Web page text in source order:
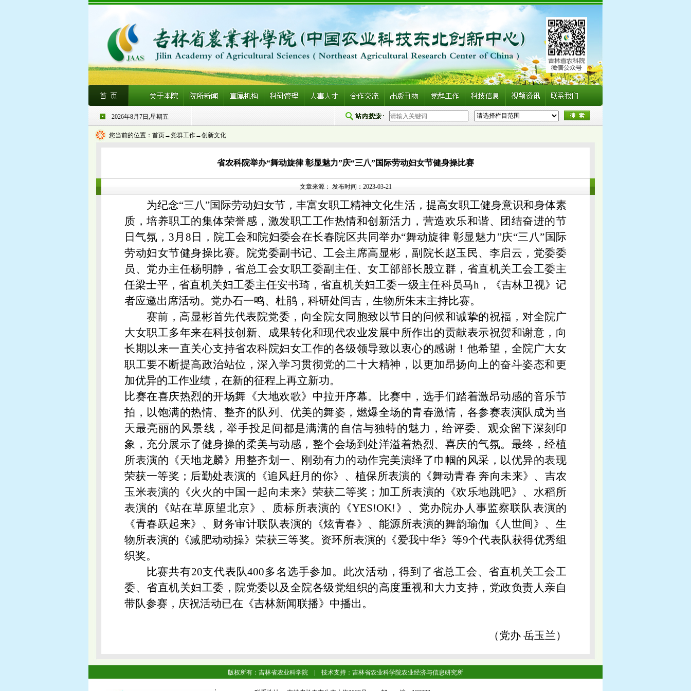
2026年8月7日,星期五
您当前的位置： 首页→党群工作→创新文化
省农科院举办“舞动旋律 彰显魅力”庆“三八”国际劳动妇女节健身操比赛
文章来源： 发布时间：2023-03-21
为纪念“三八”国际劳动妇女节，丰富女职工精神文化生活，提高女职工健身意识和身体素
质，培养职工的集体荣誉感，激发职工工作热情和创新活力，营造欢乐和谐、团结奋进的节
日气氛，3月8日，院工会和院妇委会在长春院区共同举办“舞动旋律 彰显魅力”庆“三八”国际
劳动妇女节健身操比赛。院党委副书记、工会主席高显彬，副院长赵玉民、李启云，党委委
员、党办主任杨明静，省总工会女职工委副主任、女工部部长殷立群，省直机关工会工委主
任梁士平，省直机关妇工委主任安书琦，省直机关妇工委一级主任科员马h，《吉林卫视》记
者应邀出席活动。党办石一鸣、杜鹃，科研处闫吉，生物所朱末主持比赛。
赛前，高显彬首先代表院党委，向全院女同胞致以节日的问候和诚挚的祝福，对全院广
大女职工多年来在科技创新、成果转化和现代农业发展中所作出的贡献表示祝贺和谢意，向
长期以来一直关心支持省农科院妇女工作的各级领导致以衷心的感谢！他希望，全院广大女
职工要不断提高政治站位，深入学习贯彻党的二十大精神，以更加昂扬向上的奋斗姿态和更
加优异的工作业绩，在新的征程上再立新功。
比赛在喜庆热烈的开场舞《大地欢歌》中拉开序幕。比赛中，选手们踏着激昂动感的音乐节
拍，以饱满的热情、整齐的队列、优美的舞姿，燃爆全场的青春激情，各参赛表演队成为当
天最亮丽的风景线，举手投足间都是满满的自信与独特的魅力，给评委、观众留下深刻印
象，充分展示了健身操的柔美与动感，整个会场到处洋溢着热烈、喜庆的气氛。最终，经植
所表演的《天地龙麟》用整齐划一、刚劲有力的动作完美演绎了巾帼的风采，以优异的表现
荣获一等奖；后勤处表演的《追风赶月的你》、植保所表演的《舞动青春 奔向未来》、吉农
玉米表演的《火火的中国一起向未来》荣获二等奖；加工所表演的《欢乐地跳吧》、水稻所
表演的《站在草原望北京》、质标所表演的《YES!OK!》、党办院办人事监察联队表演的
《青春跃起来》、财务审计联队表演的《炫青春》、能源所表演的舞韵瑜伽《人世间》、生
物所表演的《减肥动动操》荣获三等奖。资环所表演的《爱我中华》等9个代表队获得优秀组
织奖。
比赛共有20支代表队400多名选手参加。此次活动，得到了省总工会、省直机关工会工
委、省直机关妇工委，院党委以及全院各级党组织的高度重视和大力支持，党政负责人亲自
带队参赛，庆祝活动已在《吉林新闻联播》中播出。
（党办 岳玉兰）
版权所有：吉林省农业科学院 | 技术支持：吉林省农业科学院农业经济与信息研究所